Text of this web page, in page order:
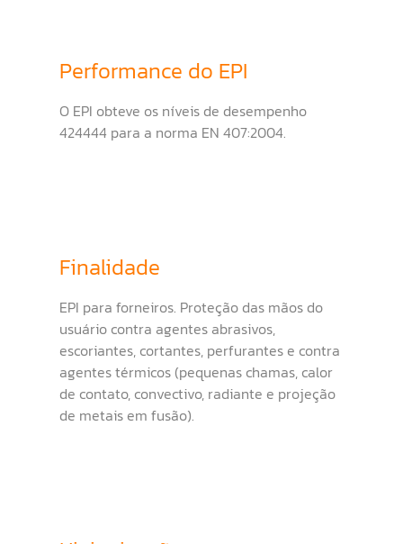
Performance do EPI
O EPI obteve os níveis de desempenho
424444 para a norma EN 407:2004.
Finalidade
EPI para forneiros. Proteção das mãos do
usuário contra agentes abrasivos,
escoriantes, cortantes, perfurantes e contra
agentes térmicos (pequenas chamas, calor
de contato, convectivo, radiante e projeção
de metais em fusão).